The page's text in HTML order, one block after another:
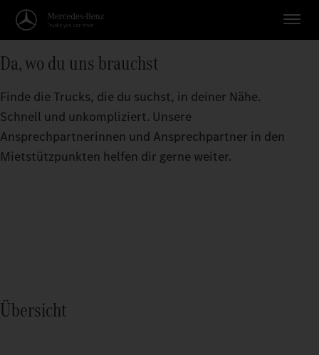
Da, wo du uns brauchst
Finde die Trucks, die du suchst, in deiner Nähe.
Schnell und unkompliziert. Unsere
Ansprechpartnerinnen und Ansprechpartner in den
Mietstützpunkten helfen dir gerne weiter.
Übersicht